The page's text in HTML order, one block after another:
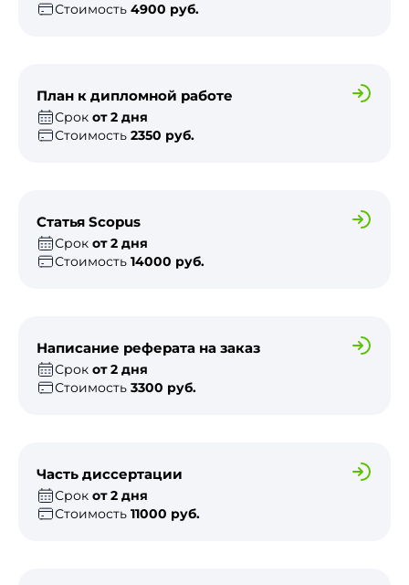
Стоимость 4900 руб.
План к дипломной работе
Срок от 2 дня
Стоимость 2350 руб.
Статья Scopus
Срок от 2 дня
Стоимость 14000 руб.
Написание реферата на заказ
Срок от 2 дня
Стоимость 3300 руб.
Часть диссертации
Срок от 2 дня
Стоимость 11000 руб.